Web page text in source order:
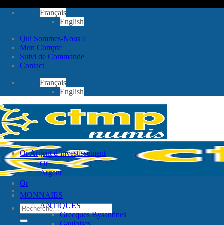
Passer
Français
English
Qui Sommes-Nous ?
Mon Compte
Suivi de Commande
Contact
Français
English
Recherche
pour :
Or Argent d’investissement
Or
Argent
Or
MONNAIES
ANTIQUES
Grecques Bysantines